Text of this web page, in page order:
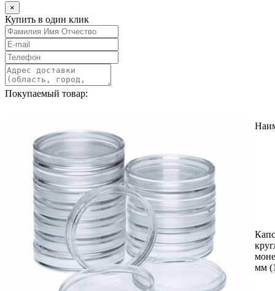
×
Купить в один клик
Покупаемый товар:
мм